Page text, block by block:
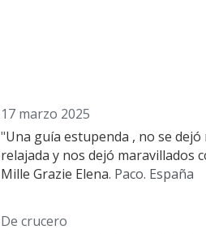
17 marzo 2025
"Una guía estupenda , no se
relajada y nos dejó maravillados
Mille Grazie Elena. Paco. España
De crucero